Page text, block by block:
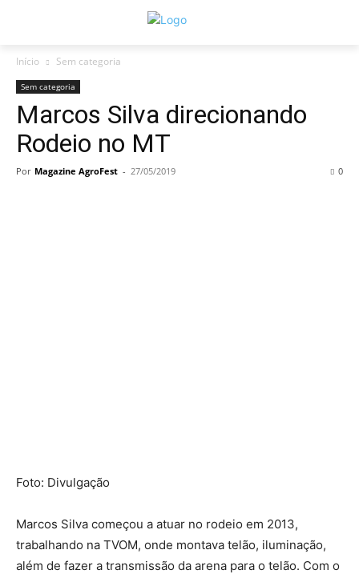
Início Sem categoria
Sem categoria
Marcos Silva direcionando
Rodeio no MT
Por Magazine AgroFest - 27/05/2019 0
Foto: Divulgação
Marcos Silva começou a atuar no rodeio em 2013,
trabalhando na TVOM, onde montava telão, iluminação,
além de fazer a transmissão da arena para o telão. Com o